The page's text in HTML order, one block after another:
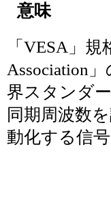
意味
「VESA」
Association
界スタンダ
同期周波数
動化する信